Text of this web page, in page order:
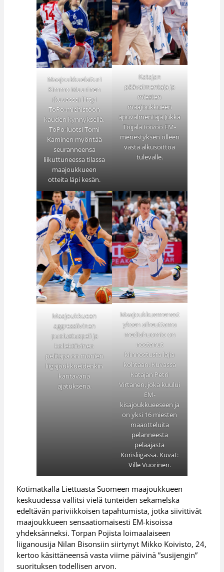
Maajoukkuelaituri
Kimmo Muurinen
(kuvassa) liittyi
ToPo-miehistöön
kauden kynnyksellä.
ToPo-luotsi Tomi
Kaminen myöntää
seuranneensa
liikuttuneessa tilassa
maajoukkueen
otteita läpi kesän.
Katajan
päävalmentaja ja
miesten
maajoukkueen
apuvalmentaja Jukka
Toijala toivoo EM-
menestyksen olleen
vasta alkusoittoa
tulevalle.
Maajoukkueen
aggressiivinen
puolustuspeli ja
kollektiivinen
pelitapa on monien
liigajoukkueidenkin
kantavana
ajatuksena.
Maajoukkuemenest
yksen aiheuttama
mediahuomio on
nostanut
kiinnostusta lajia
kohtaan. Kuvassa
Katajan Petri
Virtanen, joka kuului
EM-
kisajoukkueeseen ja
on yksi 16 miesten
maaotteluita
pelanneesta
pelaajasta
Korisliigassa. Kuvat:
Ville Vuorinen.
Kotimatkalla Liettuasta Suomeen maajoukkueen
keskuudessa vallitsi vielä tunteiden sekamelska
edeltävän pariviikkoisen tapahtumista, jotka siivittivät
maajoukkueen sensaatiomaisesti EM-kisoissa
yhdeksänneksi. Torpan Pojista loimaalaiseen
liiganousija Nilan Bisonsiin siirtynyt Mikko Koivisto, 24,
kertoo käsittäneensä vasta viime päivinä ”susijengin”
suorituksen todellisen arvon.